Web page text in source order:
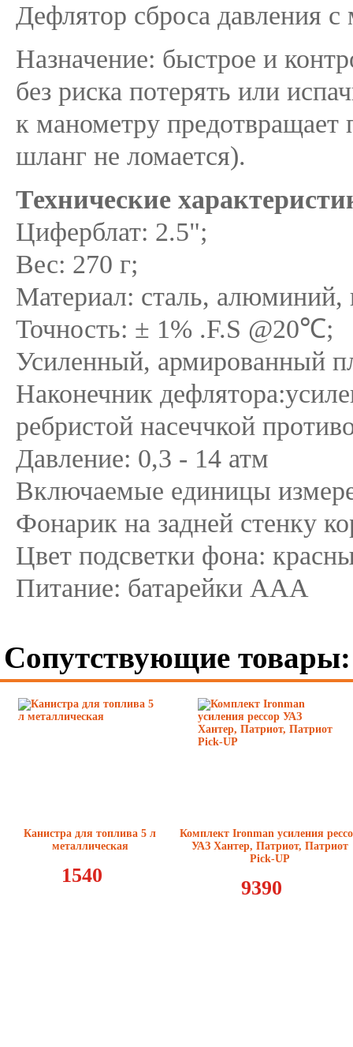
Дефлятор сброса давления
Назначение: быстрое и
без риска потерять или
к манометру предотвращает
шланг не ломается).
Технические
Циферблат: 2.5";
Вес: 270 г;
Материал: сталь, алюминий,
Точность: ± 1% .F.S @20℃;
Усиленный, армированный
Наконечник
ребристой насеччкой
Давление: 0,3 - 14 атм
Включаемые единицы
Фонарик на задней стенку
Цвет подсветки фона:
Питание: батарейки ААА
Сопутствующие товары:
Канистра для топлива 5 л
металлическая
1540
Комплект Ironman усиления
УАЗ Хантер, Патриот, Патриот
Pick-UP
9390